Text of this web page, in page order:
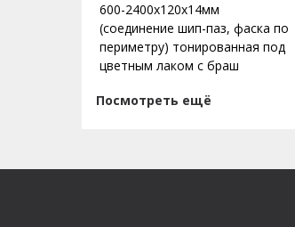
600-2400х120х14мм
(соединение шип-паз, фаска по
периметру) тонированная под
цветным лаком с браш
Посмотреть ещё